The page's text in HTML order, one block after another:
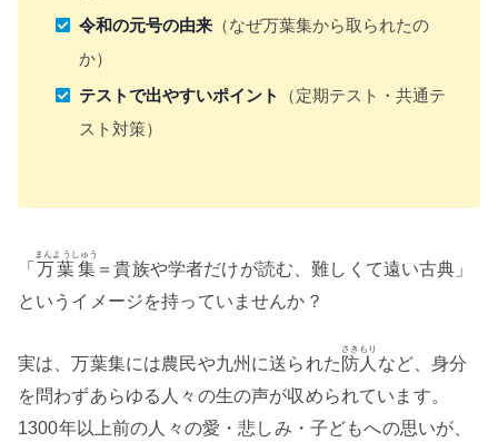
令和の元号の由来（なぜ万葉集から取られたの
か）
テストで出やすいポイント
（定期テスト・共通テ
スト対策）
「 万葉集
まんようしゅう
＝貴族や学者だけが読む、難しくて遠い古典」
というイメージを持っていませんか？
実は、万葉集には農民や九州に送られた 防人
さきもり
など、身分
を問わずあらゆる人々の生の声が収められています。
1300年以上前の人々の愛・悲しみ・子どもへの思いが、